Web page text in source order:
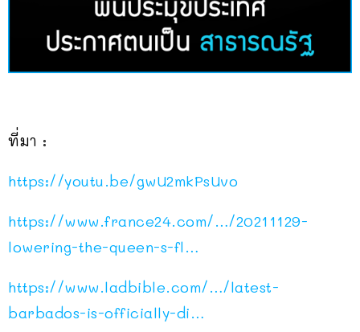
ที่มา :
https://youtu.be/gwU2mkPsUvo
https://www.france24.com/…/20211129-
lowering-the-queen-s-fl…
https://www.ladbible.com/…/latest-
barbados-is-officially-di…